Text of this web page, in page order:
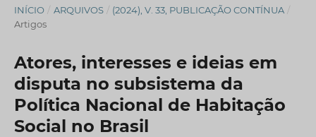
INÍCIO / ARQUIVOS / (2024), V. 33, PUBLICAÇÃO CONTÍNUA /
Artigos
Atores, interesses e ideias em
disputa no subsistema da
Política Nacional de Habitação
Social no Brasil